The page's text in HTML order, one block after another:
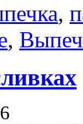
,
,